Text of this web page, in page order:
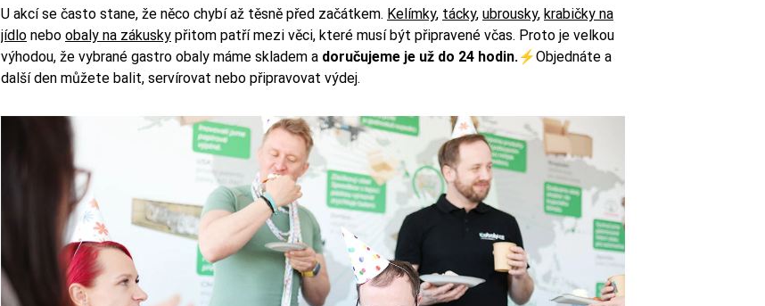
U akcí se často stane, že něco chybí až těsně před začátkem. Kelímky, tácky, ubrousky, krabičky na
jídlo nebo obaly na zákusky přitom patří mezi věci, které musí být připravené včas. Proto je velkou
výhodou, že vybrané gastro obaly máme skladem a doručujeme je už do 24 hodin.⚡Objednáte a
další den můžete balit, servírovat nebo připravovat výdej.